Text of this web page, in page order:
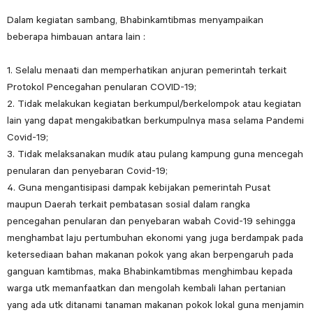
Dalam kegiatan sambang, Bhabinkamtibmas menyampaikan
beberapa himbauan antara lain :
1. Selalu menaati dan memperhatikan anjuran pemerintah terkait
Protokol Pencegahan penularan COVID-19;
2. Tidak melakukan kegiatan berkumpul/berkelompok atau kegiatan
lain yang dapat mengakibatkan berkumpulnya masa selama Pandemi
Covid-19;
3. Tidak melaksanakan mudik atau pulang kampung guna mencegah
penularan dan penyebaran Covid-19;
4. Guna mengantisipasi dampak kebijakan pemerintah Pusat
maupun Daerah terkait pembatasan sosial dalam rangka
pencegahan penularan dan penyebaran wabah Covid-19 sehingga
menghambat laju pertumbuhan ekonomi yang juga berdampak pada
ketersediaan bahan makanan pokok yang akan berpengaruh pada
ganguan kamtibmas, maka Bhabinkamtibmas menghimbau kepada
warga utk memanfaatkan dan mengolah kembali lahan pertanian
yang ada utk ditanami tanaman makanan pokok lokal guna menjamin